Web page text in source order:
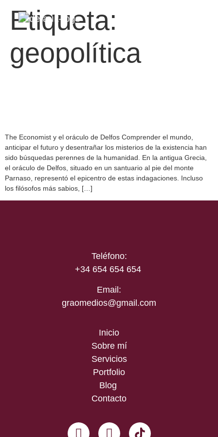
Etiqueta:
geopolítica
The Economist y el oráculo de Delfos Comprender el mundo,
anticipar el futuro y desentrañar los misterios de la existencia han
sido búsquedas perennes de la humanidad. En la antigua Grecia,
el oráculo de Delfos, situado en un santuario al pie del monte
Parnaso, representó el epicentro de estas indagaciones. Incluso
los filósofos más sabios, […]
Teléfono:
+34 654 654 654
Email:
graomedios@gmail.com
Inicio
Sobre mí
Servicios
Portfolio
Blog
Contacto